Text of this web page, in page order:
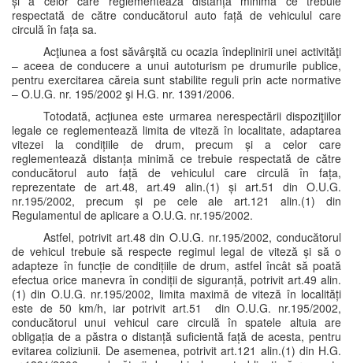
respectată de către conducătorul auto față de vehiculul care
circulă în fața sa.
Acţiunea a fost săvârşită cu ocazia îndeplinirii unei activităţi
– aceea de conducere a unui autoturism pe drumurile publice,
pentru exercitarea căreia sunt stabilite reguli prin acte normative
– O.U.G. nr. 195/2002 şi H.G. nr. 1391/2006.
Totodată, acţiunea este urmarea nerespectării dispoziţiilor
legale ce reglementează limita de viteză în localitate, adaptarea
vitezei la condițiile de drum, precum și a celor care
reglementează distanța minimă ce trebuie respectată de către
conducătorul auto față de vehiculul care circulă în fața,
reprezentate de art.48, art.49 alin.(1) și art.51 din O.U.G.
nr.195/2002, precum și pe cele ale art.121 alin.(1) din
Regulamentul de aplicare a O.U.G. nr.195/2002.
Astfel, potrivit art.48 din O.U.G. nr.195/2002, conducătorul
de vehicul trebuie să respecte regimul legal de viteză și să o
adapteze în funcție de condițiile de drum, astfel încât să poată
efectua orice manevra în condiții de siguranță, potrivit art.49 alin.
(1) din O.U.G. nr.195/2002, limita maximă de viteză în localități
este de 50 km/h, iar potrivit art.51 din O.U.G. nr.195/2002,
conducătorul unui vehicul care circulă în spatele altuia are
obligația de a păstra o distanță suficientă față de acesta, pentru
evitarea coliziunii. De asemenea, potrivit art.121 alin.(1) din H.G.